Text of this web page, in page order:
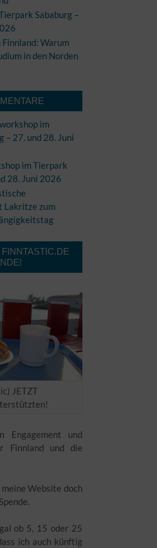
Sababurg –
Warum
in den Norden
im
– 27. und 28. Juni
im Tierpark
28. Juni 2026
Lakritze zum
JETZT
Engagement und
Finnland und die
Website doch
ob 5, 15 oder 25
ich auch künftig